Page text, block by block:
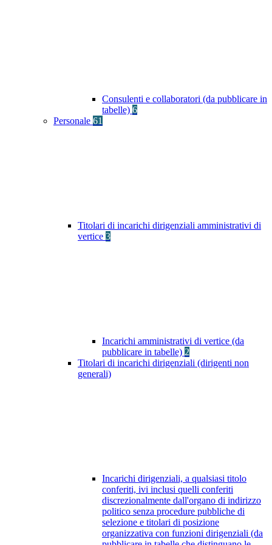
Consulenti e collaboratori (da pubblicare in
tabelle) 6
Personale 61
Titolari di incarichi dirigenziali amministrativi di
vertice 3
Incarichi amministrativi di vertice (da
pubblicare in tabelle) 2
Titolari di incarichi dirigenziali (dirigenti non
generali)
Incarichi dirigenziali, a qualsiasi titolo
conferiti, ivi inclusi quelli conferiti
discrezionalmente dall'organo di indirizzo
politico senza procedure pubbliche di
selezione e titolari di posizione
organizzativa con funzioni dirigenziali (da